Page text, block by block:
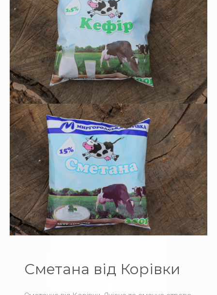
Сметана від Корівки